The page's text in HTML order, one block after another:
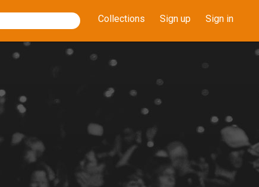
Collections Sign up Sign in